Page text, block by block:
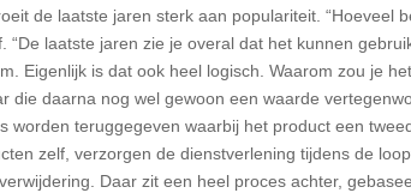
de laatste jaren sterk aan populariteit. “Hoeveel
“De laatste jaren zie je overal dat het kunnen
Eigenlijk is dat ook heel logisch. Waarom zou je
die daarna nog wel gewoon een waarde
worden teruggegeven waarbij het product een
zelf, verzorgen de dienstverlening tijdens de
Daar zit een heel proces achter,